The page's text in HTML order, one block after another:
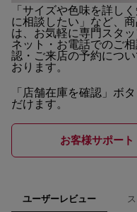
「サイズや色味を詳し
に相談したい」など、
は、お気軽に専門スタ
ネット・お電話でのご
認・ご来店の予約につ
おります。
「店舗在庫を確認」ボ
だけます。
お客様サポー
ユーザーレビュー